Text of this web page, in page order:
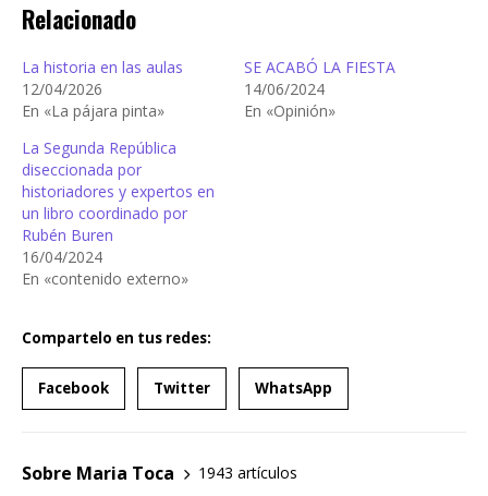
Relacionado
La historia en las aulas
12/04/2026
En «La pájara pinta»
SE ACABÓ LA FIESTA
14/06/2024
En «Opinión»
La Segunda República
diseccionada por
historiadores y expertos en
un libro coordinado por
Rubén Buren
16/04/2024
En «contenido externo»
Compartelo en tus redes:
Facebook Twitter WhatsApp
Sobre Maria Toca
1943 artículos